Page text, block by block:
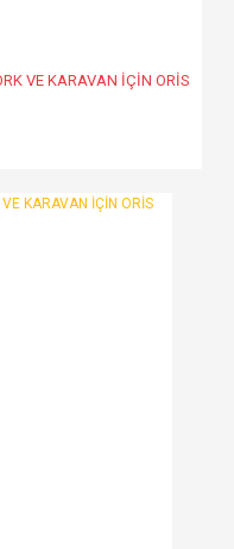
VE KARAVAN İÇİN ORİS